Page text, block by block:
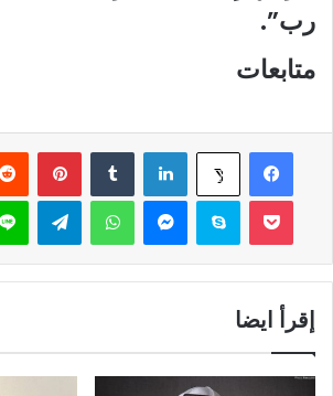
رب”.
متابعات
فيسبوك ‫X لينكدإن بينتيريست
سكايب واتساب
إقرأ ايضا